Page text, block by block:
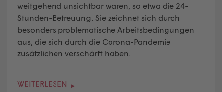
weitgehend unsichtbar waren, so etwa die 24-
Stunden-Betreuung. Sie zeichnet sich durch
besonders problematische Arbeitsbedingungen
aus, die sich durch die Corona-Pandemie
zusätzlichen verschärft haben.
WEITERLESEN